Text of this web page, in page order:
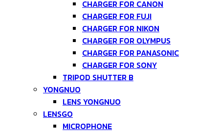
CHARGER FOR CANON
CHARGER FOR FUJI
CHARGER FOR NIKON
CHARGER FOR OLYMPUS
CHARGER FOR PANASONIC
CHARGER FOR SONY
TRIPOD SHUTTER B
YONGNUO
LENS YONGNUO
LENSGO
MICROPHONE